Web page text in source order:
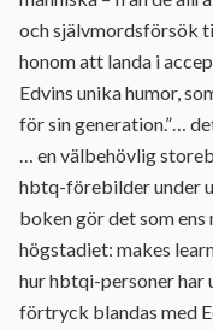
och självmordsförsök
honom att landa i
Edvins unika humor,
för sin generation.”…
… en välbehövlig
hbtq-förebilder under
boken gör det som
högstadiet: makes
hur hbtqi-personer
förtryck blandas med